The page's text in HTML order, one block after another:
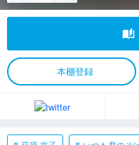
auto_stories
本棚登録